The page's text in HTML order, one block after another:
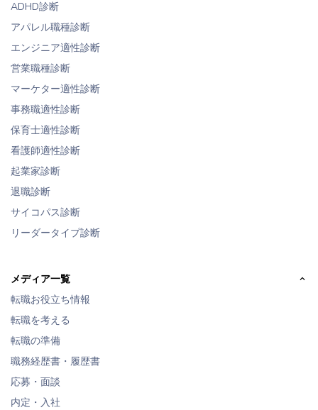
ADHD診断
アパレル職種診断
エンジニア適性診断
営業職種診断
マーケター適性診断
事務職適性診断
保育士適性診断
看護師適性診断
起業家診断
退職診断
サイコパス診断
リーダータイプ診断
メディア一覧
転職お役立ち情報
転職を考える
転職の準備
職務経歴書・履歴書
応募・面談
内定・入社